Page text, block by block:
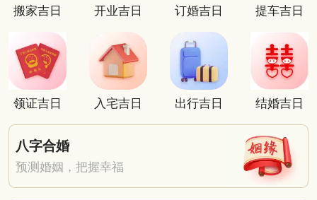
搬家吉日 开业吉日 订婚吉日 提车吉日
领证吉日 入宅吉日 出行吉日 结婚吉日
八字合婚
预测婚姻，把握幸福